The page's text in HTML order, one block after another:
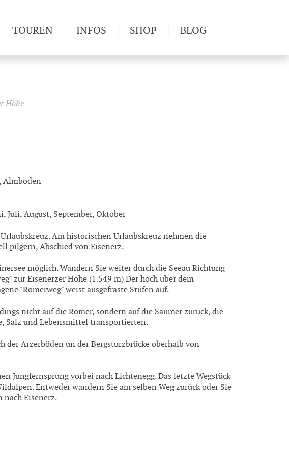
Höhe
Almboden
Juli, August, September, Oktober
Am historischen Urlaubskreuz nehmen die
pilgern, Abschied von Eisenerz.
möglich. Wandern Sie weiter durch die Seeau Richtung
zur Eisenerzer Höhe (1.549 m) Der hoch über dem
"Römerweg" weist ausgefräste Stufen auf.
nicht auf die Römer, sondern auf die Säumer zurück, die
Salz und Lebensmittel transportierten.
der Arzerböden un der Bergsturzbrücke oberhalb von
Jungfernsprung vorbei nach Lichtenegg. Das letzte Wegstück
Entweder wandern Sie am selben Weg zurück oder Sie
Eisenerz.
TOUREN INFOS SHOP BLOG